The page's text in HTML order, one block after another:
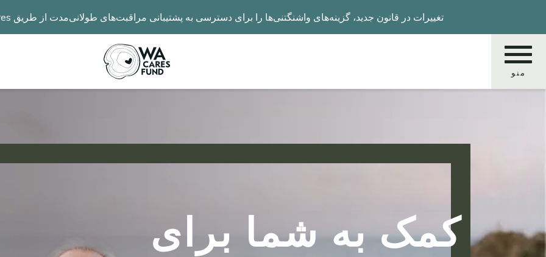
main
content
تغییرات در قانون جدید، گزینه‌های واشنگتنی‌ها را برای دسترسی به پشتیبانی مراقبت‌های طولانی‌مدت از طریق WA Cares گسترش می‌دهد.
منو
کنید
کمک به شما برای
Image